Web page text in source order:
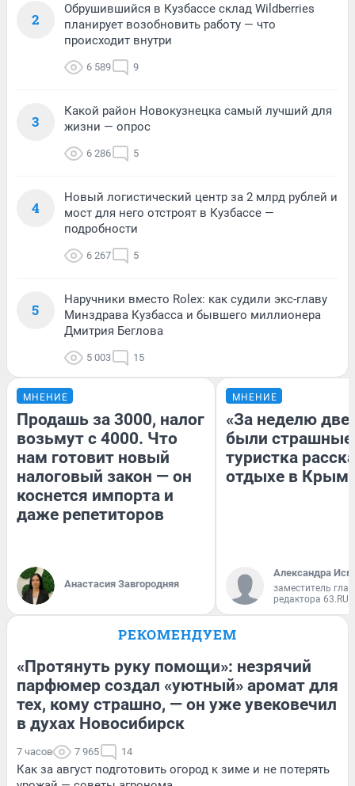
2
Обрушившийся в Кузбассе склад Wildberries
планирует возобновить работу — что
происходит внутри
6 589 9
3
Какой район Новокузнецка самый лучший для
жизни — опрос
6 286 5
4
Новый логистический центр за 2 млрд рублей и
мост для него отстроят в Кузбассе —
подробности
6 267 5
5
Наручники вместо Rolex: как судили экс-главу
Минздрава Кузбасса и бывшего миллионера
Дмитрия Беглова
5 003 15
МНЕНИЕ
Продашь за 3000, налог
возьмут с 4000. Что
нам готовит новый
налоговый закон — он
коснется импорта и
даже репетиторов
Анастасия Завгородняя
МНЕНИЕ
«За неделю две
были
туристка
отдыхе в
Александра
заместитель
редактора 63.RU
РЕКОМЕНДУЕМ
«Протянуть руку помощи»: незрячий
парфюмер создал «уютный» аромат для
тех, кому страшно, — он уже увековечил
в духах Новосибирск
7 часов 7 965 14
Как за август подготовить огород к зиме и не потерять